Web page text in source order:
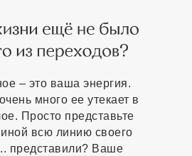
– это ваша энергия.
много ее утекает в
Просто представьте
всю линию своего
представили? Ваше